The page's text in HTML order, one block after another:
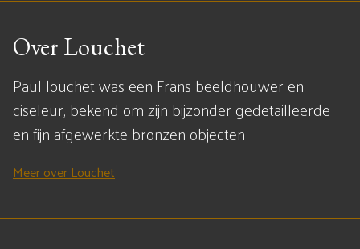
Over Louchet
Paul louchet was een Frans beeldhouwer en
ciseleur, bekend om zijn bijzonder gedetailleerde
en fijn afgewerkte bronzen objecten
Meer over Louchet